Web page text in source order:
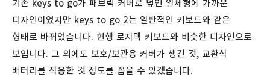
기존 keys to go가 패브릭 커버로 덮인 일체형에 가까운
디자인이었지만 keys to go 2는 일반적인 키보드와 같은
형태로 바뀌었습니다. 현행 로지텍 키보드와 비슷한 디자인으로
보입니다. 그 외에도 보호/보관용 커버가 생긴 것, 교환식
배터리를 적용한 것 정도를 꼽을 수 있겠습니다.